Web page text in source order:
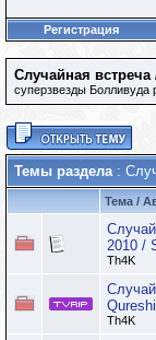
Регистрация
Случайная
суперзвезды Болливуда
Темы раздела:
Тема /
2010 /
Th4K
Th4K